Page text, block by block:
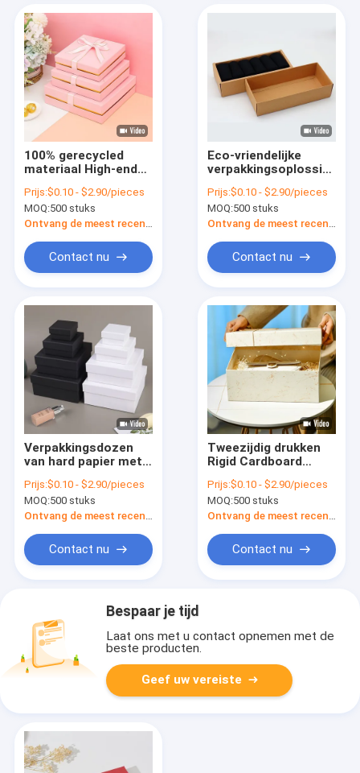
100% gerecycled
materiaal High-end
verpakking
aanpasbaar en luxe
Prijs:$0.10 - $2.90/pieces
MOQ:500 stuks
Contact nu
Eco-vriendelijke
verpakkingsoplossing
kraftpapierdoos voor
cosmetica
Lippenstift Parfum
toestellen
Hoofdtelefoonhoesje
Prijs:$0.10 - $2.90/pieces
MOQ:500 stuks
Contact nu
Verpakkingsdozen
van hard papier met
logo
Prijs:$0.10 - $2.90/pieces
MOQ:500 stuks
Ontvang de meest recente Prijs
Contact nu
Tweezijdig drukken
Rigid Cardboard
Carton Box voor luxe
kleding en schoenen
Prijs:$0.10 - $2.90/pieces
MOQ:500 stuks
Ontvang de meest recente Prijs
Contact nu
Bespaar je tijd
Laat ons met u contact opnemen met de
beste producten.
Geef uw vereiste